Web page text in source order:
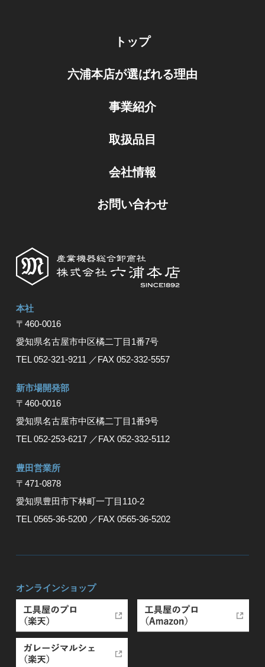
トップ
六浦本店が選ばれる理由
事業紹介
取扱品目
会社情報
お問い合わせ
本社
〒460-0016
愛知県名古屋市中区橘⼆丁⽬1番7号
TEL 052-321-9211 ／FAX 052-332-5557
新市場開発部
〒460-0016
愛知県名古屋市中区橘二丁目1番9号
TEL 052-253-6217 ／FAX 052-332-5112
豊⽥営業所
〒471-0878
愛知県豊⽥市下林町⼀丁⽬110-2
TEL 0565-36-5200 ／FAX 0565-36-5202
オンラインショップ